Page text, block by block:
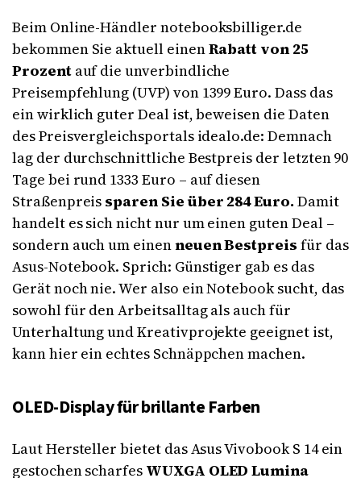
Beim Online-Händler notebooksbilliger.de
bekommen Sie aktuell einenRabatt von 25
Prozent auf die unverbindliche
Preisempfehlung (UVP) von 1399 Euro. Dass das
ein wirklich guter Deal ist, beweisen die Daten
des Preisvergleichsportals idealo.de: Demnach
lag der durchschnittliche Bestpreis der letzten 90
Tage bei rund 1333 Euro – auf diesen
Straßenpreis sparen Sie über 284 Euro. Damit
handelt es sich nicht nur um einen guten Deal –
sondern auch um einenneuen Bestpreis für das
Asus-Notebook. Sprich: Günstiger gab es das
Gerät noch nie. Wer also ein Notebook sucht, das
sowohl für den Arbeitsalltag als auch für
Unterhaltung und Kreativprojekte geeignet ist,
kann hier ein echtes Schnäppchen machen.
OLED-Display für brillante Farben
Laut Hersteller bietet das Asus Vivobook S 14 ein
gestochen scharfes WUXGA OLED Lumina